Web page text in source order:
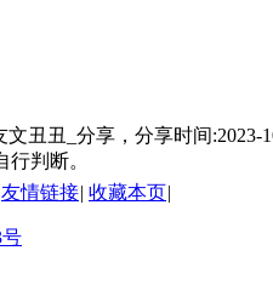
文丑丑_分享，分享时间
判断。
友情链接| 收藏本页|
号